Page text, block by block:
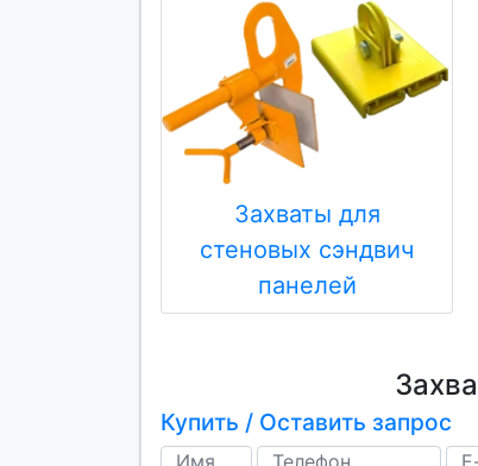
Захваты для
стеновых сэндвич
панелей
Купить / Оставить запрос